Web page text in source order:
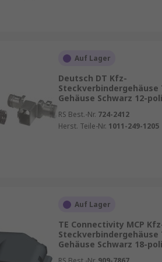
der Automobilindustrie
sorgen dafür, dass die
Klimaanlagen sind oft starken
Fahrzeuge sind mit zahlreichen
Kfz-Steckverbindergehäuse
in der Automobilindustrie
steigen, insbesondere bei
und Technologien
gerecht werden.
Auf Lager
Deutsch DT Kfz-
Steckverbindergehäuse
Gehäuse Schwarz 12-
RS Best.-Nr. 724-2412
Herst. Teile-Nr. 1011-249-1205
Auf Lager
TE Connectivity MCP
Steckverbindergehäuse
Gehäuse Schwarz 18-